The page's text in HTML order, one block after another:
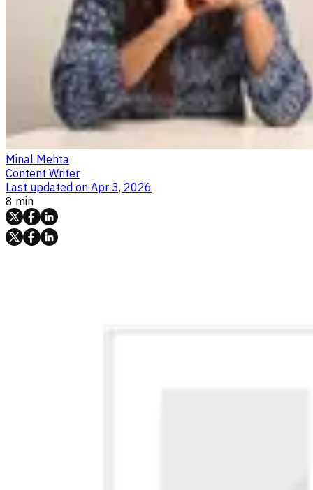
Minal Mehta
Content Writer
Last updated on Apr 3, 2026
8 min